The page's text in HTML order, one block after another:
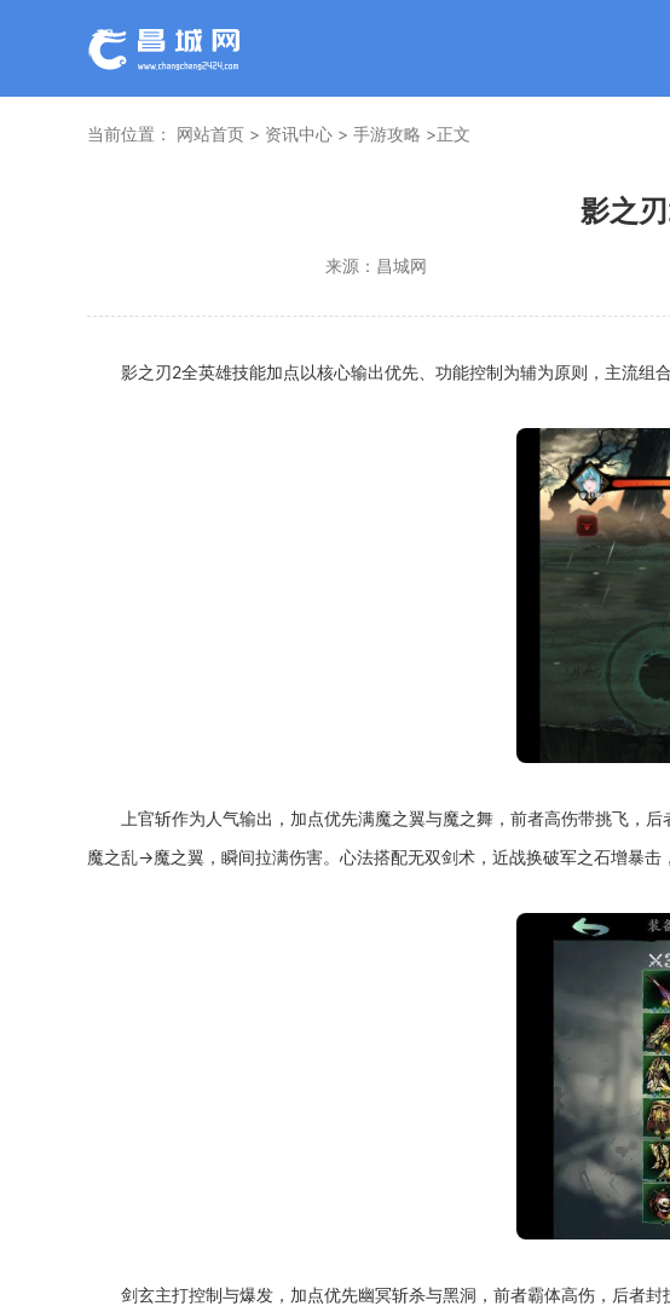
当前位置： 网站首页 > 资讯中心 > 手游攻略 >正文
影之
来源： 昌城网
影之刃2全英雄技能加点以核心输出优先、功能控制为辅为原则，主流组
上官斩作为人气输出，加点优先满魔之翼与魔之舞，前者高伤带挑飞
魔之乱→魔之翼，瞬间拉满伤害。心法搭配无双剑术，近战换破军之石增暴击
剑玄主打控制与爆发，加点优先幽冥斩杀与黑洞，前者霸体高伤，后